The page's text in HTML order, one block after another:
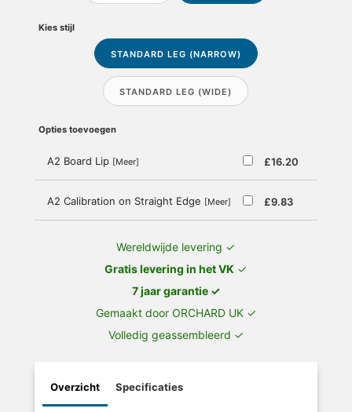
Kies stijl
STANDARD LEG (NARROW)
STANDARD LEG (WIDE)
Opties toevoegen
£16.20
A2 Board Lip [Meer]
£9.83
A2 Calibration on Straight Edge [Meer]
Wereldwijde levering ✓
Gratis levering in het VK ✓
7 jaar garantie ✓
Gemaakt door ORCHARD UK ✓
Volledig geassembleerd ✓
Overzicht Specificaties